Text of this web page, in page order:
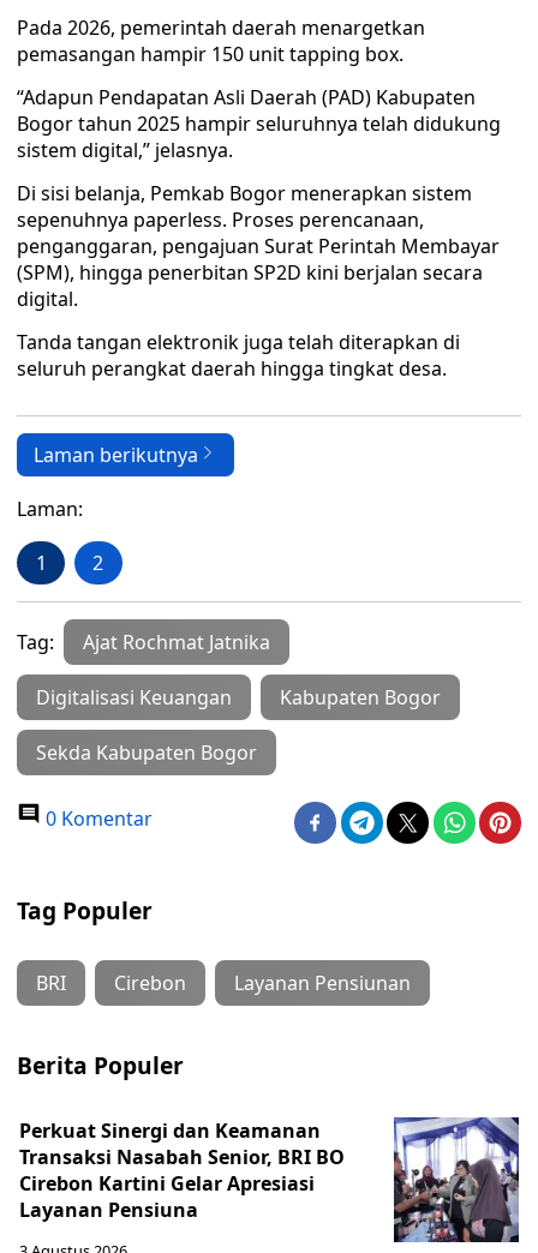
Pada 2026, pemerintah daerah menargetkan
pemasangan hampir 150 unit tapping box.
“Adapun Pendapatan Asli Daerah (PAD) Kabupaten
Bogor tahun 2025 hampir seluruhnya telah didukung
sistem digital,” jelasnya.
Di sisi belanja, Pemkab Bogor menerapkan sistem
sepenuhnya paperless. Proses perencanaan,
penganggaran, pengajuan Surat Perintah Membayar
(SPM), hingga penerbitan SP2D kini berjalan secara
digital.
Tanda tangan elektronik juga telah diterapkan di
seluruh perangkat daerah hingga tingkat desa.
Laman berikutnya
Laman:
1 2
Tag: Ajat Rochmat Jatnika
Digitalisasi Keuangan Kabupaten Bogor
Sekda Kabupaten Bogor
0 Komentar
Tag Populer
BRI Cirebon Layanan Pensiunan
Berita Populer
Perkuat Sinergi dan Keamanan
Transaksi Nasabah Senior, BRI BO
Cirebon Kartini Gelar Apresiasi
Layanan Pensiuna